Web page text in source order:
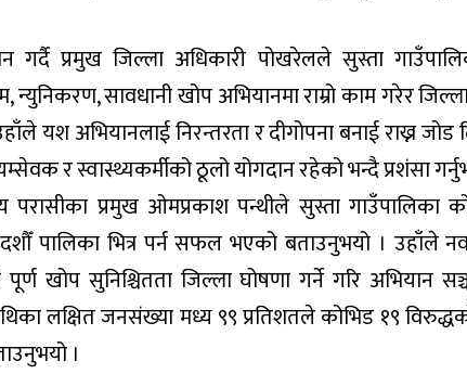
गर्दै प्रमुख जिल्ला अधिकारी पोखरेलले सुस्ता
सावधानी खोप अभियानमा राम्रो काम गरेर
यश अभियानलाई निरन्तरता र दीगोपना बनाई राख्न जोड
र स्वास्थ्यकर्मीको ठूलो योगदान रहेको भन्दै प्रशंसा
परासीका प्रमुख ओमप्रकाश पन्थीले सुस्ता गाउँपालिका
पालिका भित्र पर्न सफल भएको बताउनुभयो । उहाँले
खोप सुनिश्चितता जिल्ला घोषणा गर्ने गरि अभियान
लक्षित जनसंख्या मध्य ९९ प्रतिशतले कोभिड १९
।